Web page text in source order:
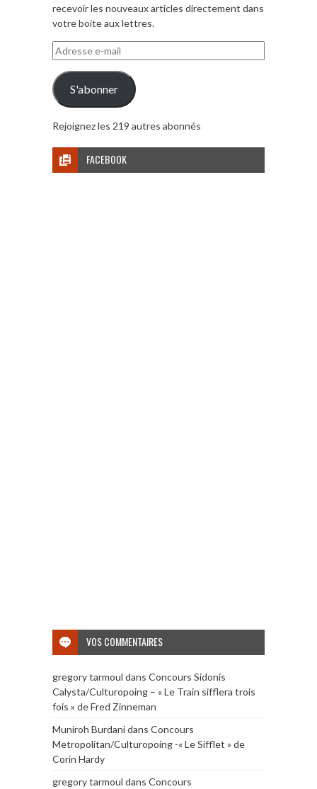
recevoir les nouveaux articles directement dans
votre boite aux lettres.
Adresse
e-
mail
S'abonner
Rejoignez les 219 autres abonnés
FACEBOOK
VOS COMMENTAIRES
gregory tarmoul dans Concours Sidonis
Calysta/Culturopoing – « Le Train sifflera trois
fois » de Fred Zinneman
Muniroh Burdanidans Concours
Metropolitan/Culturopoing -« Le Sifflet » de
Corin Hardy
gregory tarmoul dans Concours